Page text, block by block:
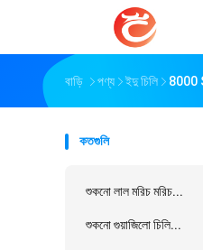
বাড়ি পণ্য ইদু চিলি 8000
কতগুলি
শুকনো লাল মরিচ মরিচ...
শুকনো গুয়াজিলো চিলি...